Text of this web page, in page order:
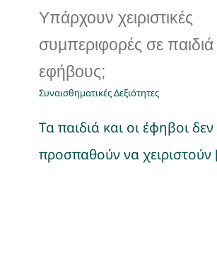
Υπάρχουν χειριστικές
συμπεριφορές σε παιδιά
εφήβους;
Συναισθηματικές Δεξιότητες
Τα παιδιά και οι έφηβοι δεν
προσπαθούν να χειριστούν